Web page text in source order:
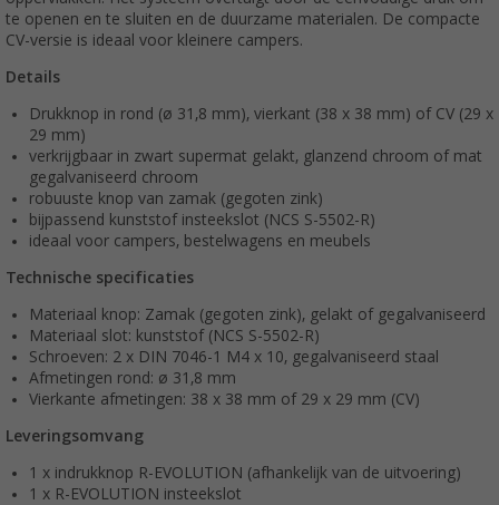
te openen en te sluiten en de duurzame materialen. De compacte
CV-versie is ideaal voor kleinere campers.
Details
Drukknop in rond (ø 31,8 mm), vierkant (38 x 38 mm) of CV (29 x
29 mm)
verkrijgbaar in zwart supermat gelakt, glanzend chroom of mat
gegalvaniseerd chroom
robuuste knop van zamak (gegoten zink)
bijpassend kunststof insteekslot (NCS S-5502-R)
ideaal voor campers, bestelwagens en meubels
Technische specificaties
Materiaal knop: Zamak (gegoten zink), gelakt of gegalvaniseerd
Materiaal slot: kunststof (NCS S-5502-R)
Schroeven: 2 x DIN 7046-1 M4 x 10, gegalvaniseerd staal
Afmetingen rond: ø 31,8 mm
Vierkante afmetingen: 38 x 38 mm of 29 x 29 mm (CV)
Leveringsomvang
1 x indrukknop R-EVOLUTION (afhankelijk van de uitvoering)
1 x R-EVOLUTION insteekslot